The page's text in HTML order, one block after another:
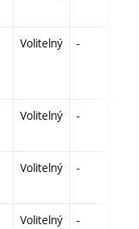
Volitelný -
Volitelný -
Volitelný -
Volitelný -